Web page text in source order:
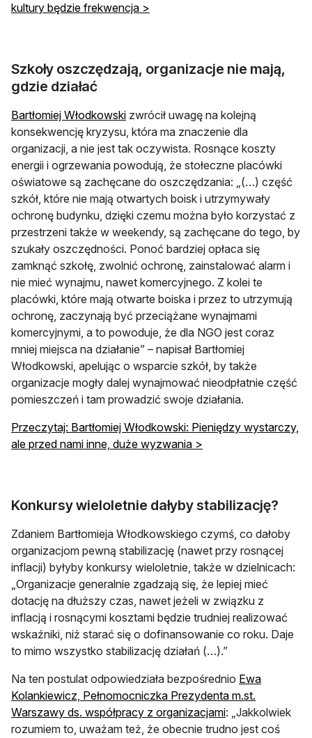
kultury będzie frekwencja >
Szkoły oszczędzają, organizacje nie mają,
gdzie działać
Bartłomiej Włodkowski zwrócił uwagę na kolejną
konsekwencję kryzysu, która ma znaczenie dla
organizacji, a nie jest tak oczywista. Rosnące koszty
energii i ogrzewania powodują, że stołeczne placówki
oświatowe są zachęcane do oszczędzania: „(…) część
szkół, które nie mają otwartych boisk i utrzymywały
ochronę budynku, dzięki czemu można było korzystać z
przestrzeni także w weekendy, są zachęcane do tego, by
szukały oszczędności. Ponoć bardziej opłaca się
zamknąć szkołę, zwolnić ochronę, zainstalować alarm i
nie mieć wynajmu, nawet komercyjnego. Z kolei te
placówki, które mają otwarte boiska i przez to utrzymują
ochronę, zaczynają być przeciążane wynajmami
komercyjnymi, a to powoduje, że dla NGO jest coraz
mniej miejsca na działanie” – napisał Bartłomiej
Włodkowski, apelując o wsparcie szkół, by także
organizacje mogły dalej wynajmować nieodpłatnie część
pomieszczeń i tam prowadzić swoje działania.
Przeczytaj: Bartłomiej Włodkowski: Pieniędzy wystarczy,
ale przed nami inne, duże wyzwania >
Konkursy wieloletnie dałyby stabilizację?
Zdaniem Bartłomieja Włodkowskiego czymś, co dałoby
organizacjom pewną stabilizację (nawet przy rosnącej
inflacji) byłyby konkursy wieloletnie, także w dzielnicach:
„Organizacje generalnie zgadzają się, że lepiej mieć
dotację na dłuższy czas, nawet jeżeli w związku z
inflacją i rosnącymi kosztami będzie trudniej realizować
wskaźniki, niż starać się o dofinansowanie co roku. Daje
to mimo wszystko stabilizację działań (…).”
Na ten postulat odpowiedziała bezpośrednio Ewa
Kolankiewicz, Pełnomocniczka Prezydenta m.st.
Warszawy ds. współpracy z organizacjami: „Jakkolwiek
rozumiem to, uważam też, że obecnie trudno jest coś